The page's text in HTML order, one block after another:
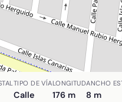
Calle Fuerteventura en
TIPO DE VÍA
Calle
LONGITUD
176 m
ANCHO
8 m